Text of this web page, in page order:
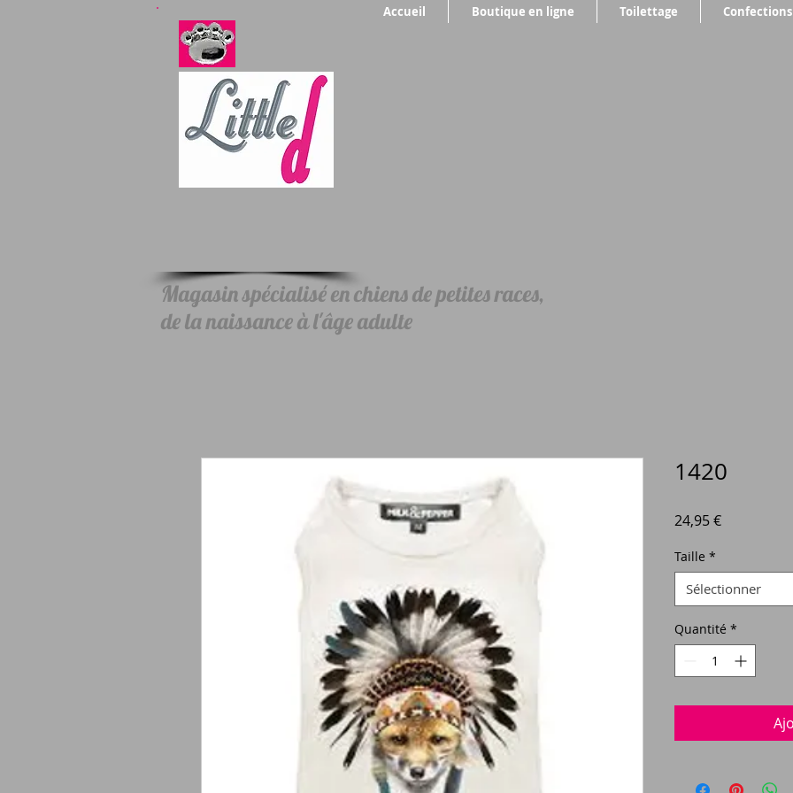
Accueil Boutique en ligne Toilettage Confections
1420
24,95 €Prix
Taille *
Sélectionner
Quantité *
Magasin spécialisé en chiens de petites races,
de la naissance à l'âge adulte